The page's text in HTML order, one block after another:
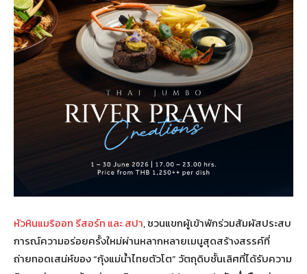
หัวหินแมริออท รีสอร์ท และ สปา, ชวนแขกผู้เข้าพักร่วมสัมผัสประสบ
การณ์ความอร่อยครั้งใหม่ผ่านหลากหลายเมนูสุดสร้างสรรค์ที่
ถ่ายทอดเสน่ห์ของ “กุ้งแม่น้ำไทยตัวโต” วัตถุดิบชั้นเลิศที่ได้รับความ